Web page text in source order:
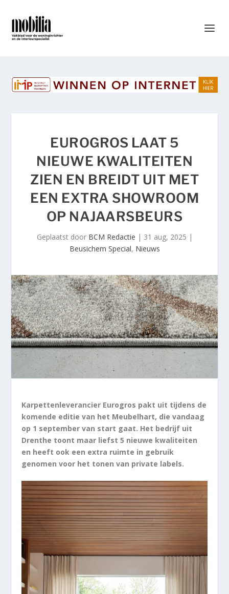
EUROGROS LAAT 5
NIEUWE KWALITEITEN
ZIEN EN BREIDT UIT MET
EEN EXTRA SHOWROOM
OP NAJAARSBEURS
Geplaatst door BCM Redactie | 31 aug, 2025 |
Beusichem Special, Nieuws
Karpettenleverancier Eurogros pakt uit tijdens de
komende editie van het Meubelhart, die vandaag
op 1 september van start gaat. Het bedrijf uit
Drenthe toont maar liefst 5 nieuwe kwaliteiten
en heeft ook een extra ruimte in gebruik
genomen voor het tonen van private labels.